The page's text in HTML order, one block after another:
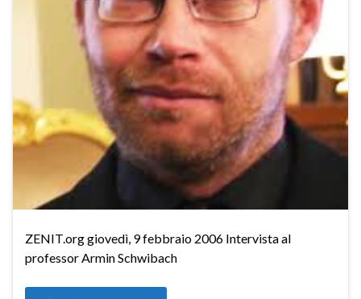
ZENIT.org giovedì, 9 febbraio 2006 Intervista al
professor Armin Schwibach